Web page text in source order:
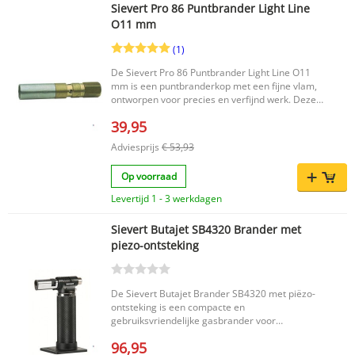
Sievert Pro 86 Puntbrander Light Line
O11 mm
(1)
De Sievert Pro 86 Puntbrander Light Line O11
mm is een puntbranderkop met een fijne vlam,
ontworpen voor precies en verfijnd werk. Deze
goud- en zilversmeden en voor zilversolderen.
vlam is dit een praktische keuze voor
nauwkeurige branderwerkzaamheden binnen de
Sievert Pro 86 serie. Belangrijkste voordelen
Fijne vlam voor nauwkeurig en gedetailleerd
praktisch gebruik Productkenmerken Merk:
Sievert Serie: Sievert Pro 86 Type: Gasbrander,
toebehoren Vermogen: 0.25 kW Gasverbruik: 20
g/h Diameter branderkop: 8 mm Netto gewicht:
0.04 kg Materiaal: Overig Met piëzo-ontsteking:
Nee EAN: 7314528842046 Zoekt u een
puntbranderkop met fijne vlam voor precies
branderwerk? Dan is deze Sievert Pro 86
Puntbrander Light Line O11 mm een
39,95
Adviesprijs € 53,93
Op voorraad
Levertijd 1 - 3 werkdagen
Sievert Butajet SB4320 Brander met
piezo-ontsteking
De Sievert Butajet Brander SB4320 met piëzo-
ontsteking is een compacte en
gebruiksvriendelijke gasbrander voor
automatische piëzo-ontsteking, ergonomische
96,95